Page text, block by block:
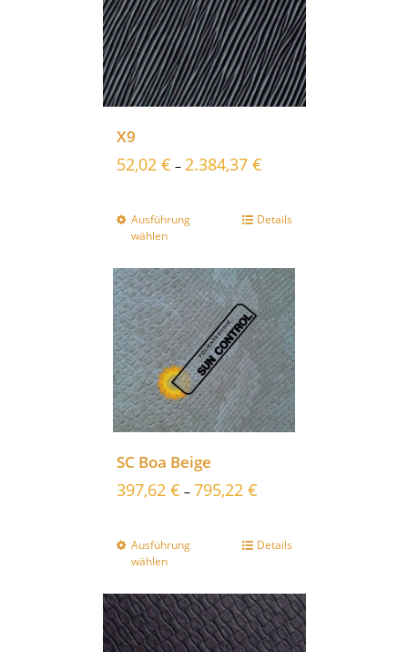
X9
52,02 € – 2.384,37 €
Ausführung
wählen
Details
SC Boa Beige
397,62 € – 795,22 €
Ausführung
wählen
Details